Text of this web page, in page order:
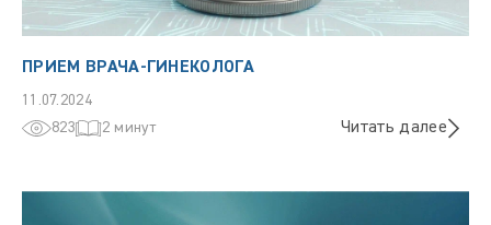
ПРИЕМ ВРАЧА-ГИНЕКОЛОГА
11.07.2024
823
2 минут Читать далее